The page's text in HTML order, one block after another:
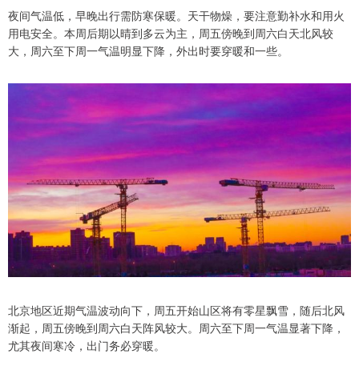
夜间气温低，早晚出行需防寒保暖。天干物燥，要注意勤补水和用火
用电安全。本周后期以晴到多云为主，周五傍晚到周六白天北风较
大，周六至下周一气温明显下降，外出时要穿暖和一些。
北京地区近期气温波动向下，周五开始山区将有零星飘雪，随后北风
渐起，周五傍晚到周六白天阵风较大。周六至下周一气温显著下降，
尤其夜间寒冷，出门务必穿暖。